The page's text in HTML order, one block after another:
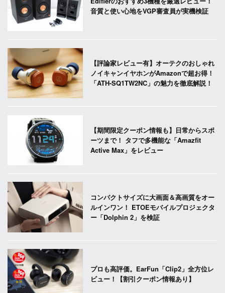
音質と使い心地をVGP審査員が実機検証
【評論家レビュー有】オーテクのおしゃれ
ノイキャンイヤホンがAmazonで超お得！
「ATH-SQ1TW2NC」の魅力を徹底解説！
【期間限定クーポン情報も】日常からスポ
ーツまで！ タフで多機能な「Amazfit
Active Max」をレビュー
コンパクトサイズに大画面＆高画質をオー
ルインワン！ ETOEモバイルプロジェクタ
ー「Dolphin 2」を検証
プロも高評価。EarFun「Clip2」全方位レ
ビュー！【割引クーポン情報あり】